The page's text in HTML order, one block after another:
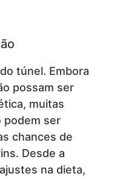
túnel. Embora
possam ser
muitas
podem ser
chances de
Desde a
na dieta,